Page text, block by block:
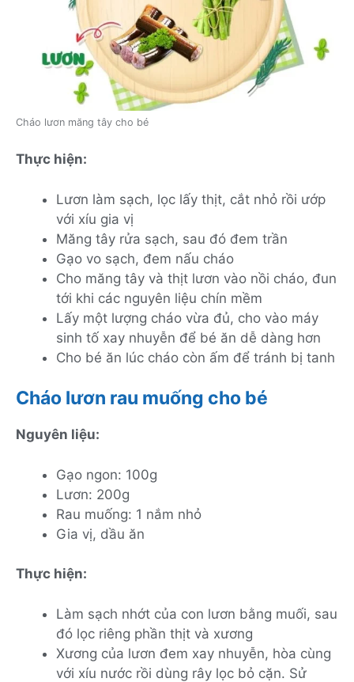
Cháo lươn măng tây cho bé
Thực hiện:
Lươn làm sạch, lọc lấy thịt, cắt nhỏ rồi ướp
với xíu gia vị
Măng tây rửa sạch, sau đó đem trần
Gạo vo sạch, đem nấu cháo
Cho măng tây và thịt lươn vào nồi cháo, đun
tới khi các nguyên liệu chín mềm
Lấy một lượng cháo vừa đủ, cho vào máy
sinh tố xay nhuyễn để bé ăn dễ dàng hơn
Cho bé ăn lúc cháo còn ấm để tránh bị tanh
Cháo lươn rau muống cho bé
Nguyên liệu:
Gạo ngon: 100g
Lươn: 200g
Rau muống: 1 nắm nhỏ
Gia vị, dầu ăn
Thực hiện:
Làm sạch nhớt của con lươn bằng muối, sau
đó lọc riêng phần thịt và xương
Xương của lươn đem xay nhuyễn, hòa cùng
với xíu nước rồi dùng rây lọc bỏ cặn. Sử